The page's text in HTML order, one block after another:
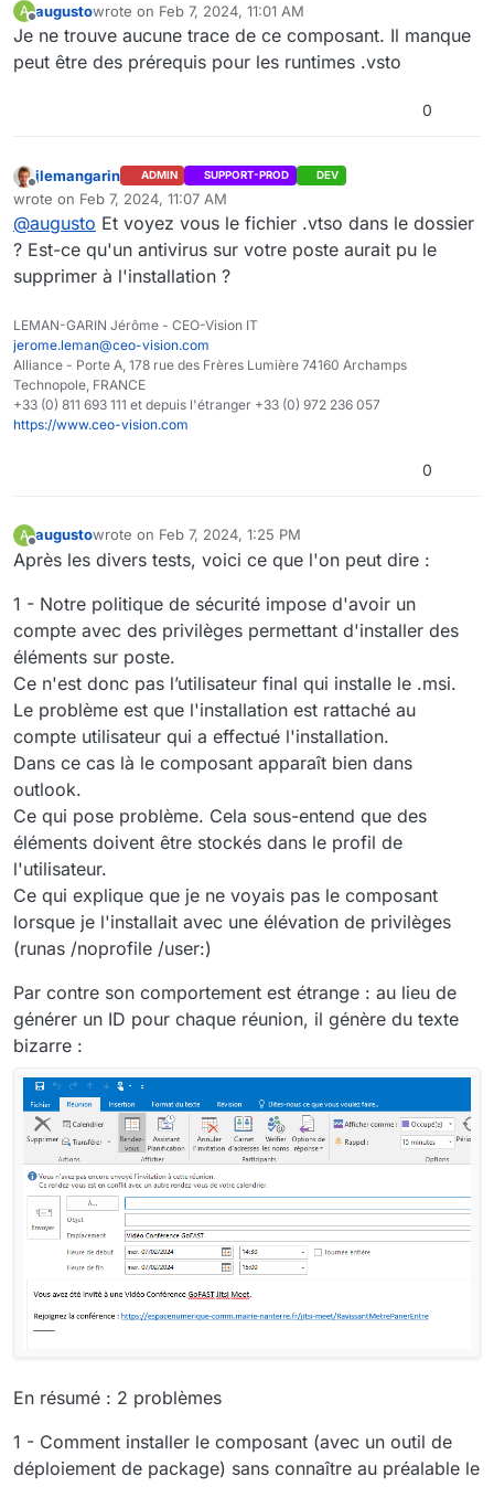
A
Offline
augustowrote on Feb 7, 2024, 11:01 AM
last edited by
Je ne trouve aucune trace de ce composant. Il manque
peut être des prérequis pour les runtimes .vsto
0
Offline
jlemangarin ADMIN SUPPORT-PROD DEV
wrote on Feb 7, 2024, 11:07 AM
last edited by
@augusto Et voyez vous le fichier .vtso dans le dossier
? Est-ce qu'un antivirus sur votre poste aurait pu le
supprimer à l'installation ?
LEMAN-GARIN Jérôme - CEO-Vision IT
jerome.leman@ceo-vision.com
Alliance - Porte A, 178 rue des Frères Lumière 74160 Archamps
Technopole, FRANCE
+33 (0) 811 693 111 et depuis l'étranger +33 (0) 972 236 057
https://www.ceo-vision.com
0
A
Offline
augustowrote on Feb 7, 2024, 1:25 PM
last edited by
Après les divers tests, voici ce que l'on peut dire :
1 - Notre politique de sécurité impose d'avoir un
compte avec des privilèges permettant d'installer des
éléments sur poste.
Ce n'est donc pas l’utilisateur final qui installe le .msi.
Le problème est que l'installation est rattaché au
compte utilisateur qui a effectué l'installation.
Dans ce cas là le composant apparaît bien dans
outlook.
Ce qui pose problème. Cela sous-entend que des
éléments doivent être stockés dans le profil de
l'utilisateur.
Ce qui explique que je ne voyais pas le composant
lorsque je l'installait avec une élévation de privilèges
(runas /noprofile /user:)
Par contre son comportement est étrange : au lieu de
générer un ID pour chaque réunion, il génère du texte
bizarre :
En résumé : 2 problèmes
1 - Comment installer le composant (avec un outil de
déploiement de package) sans connaître au préalable le